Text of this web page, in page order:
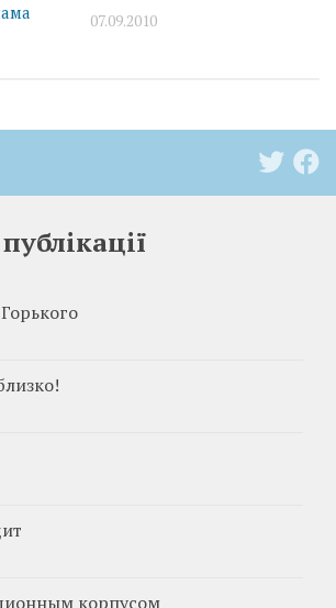
07.09.2010
корпусом